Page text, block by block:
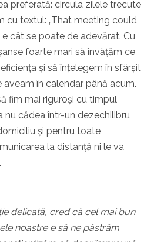
preferată: circula zilele trecute
cu textul: „That meeting could
e cât se poate de adevărat. Cu
foarte mari să învățăm ce
și să înțelegem în sfârșit
în calendar până acum.
fim mai riguroși cu timpul
nu cădea într-un dezechilibru
și pentru toate
la distanță ni le va
delicată, cred că cel mai bun
noastre e să ne păstrăm